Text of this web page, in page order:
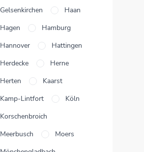
Gelsenkirchen
Haan
Hagen
Hamburg
Hannover
Hattingen
Herdecke
Herne
Herten
Kaarst
Kamp-Lintfort
Köln
Korschenbroich
Meerbusch
Moers